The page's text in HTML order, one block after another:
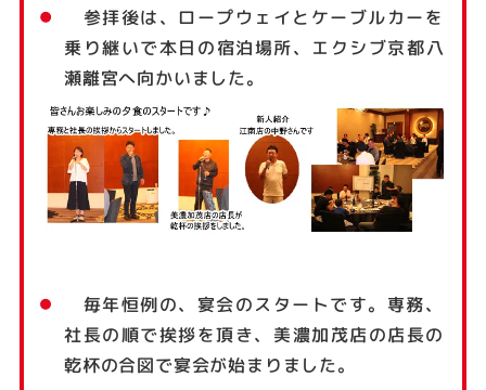
参拝後は、ロープウェイとケーブルカーを
乗り継いで本日の宿泊場所、エクシブ京都八
瀬離宮へ向かいました。
毎年恒例の、宴会のスタートです。専務、
社長の順で挨拶を頂き、美濃加茂店の店長の
乾杯の合図で宴会が始まりました。